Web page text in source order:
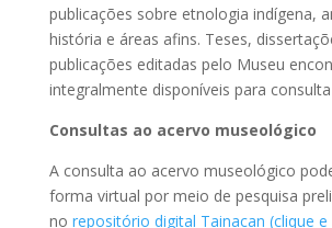
publicações sobre etnologia indígena,
história e áreas afins. Teses,
publicações editadas pelo Museu
integralmente disponíveis para
Consultas ao acervo museológico
A consulta ao acervo museológico
forma virtual por meio de pesquisa
no repositório digital Tainacan (clique e